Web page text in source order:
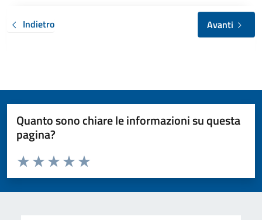
Indietro Avanti
Quanto sono chiare le informazioni su questa
pagina?
Valuta da 1 a 5 stelle la pagina
Valuta 5 stelle su 5
Valuta 4 stelle su 5
Valuta 3 stelle su 5
Valuta 2 stelle su 5
Valuta 1 stelle su 5